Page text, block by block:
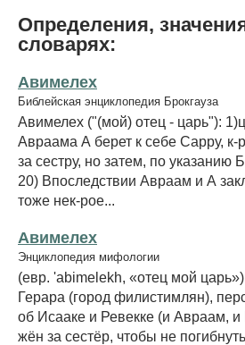
Определения,
словарях:
Авимелех
Библейская энциклопедия Брокгауза
Авимелех ("(мой) отец - царь"):
Авраама А берет к себе Сарру,
за сестру, но затем, по
20) Впоследствии Авраам и А
тоже нек-рое...
Авимелех
Энциклопедия мифологии
(евр. 'abimelekh, «отец мой
Герара (город филистимлян),
об Исааке и Ревекке (и Авраам,
жён за сестёр, чтобы не